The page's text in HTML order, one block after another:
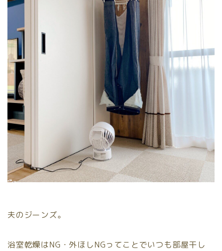
夫のジーンズ。
浴室乾燥はNG・外ほしNGってことでいつも部屋干し